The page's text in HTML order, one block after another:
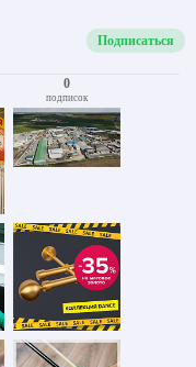
Подписаться
0
подписок